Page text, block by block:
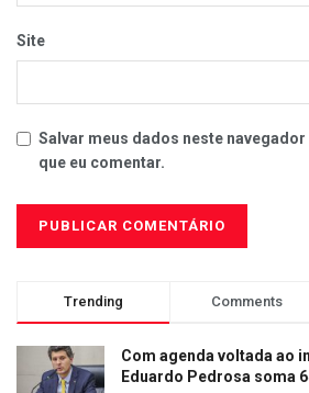
Site
Salvar meus dados neste navegador
que eu comentar.
Trending Comments
Com agenda voltada ao
Eduardo Pedrosa soma